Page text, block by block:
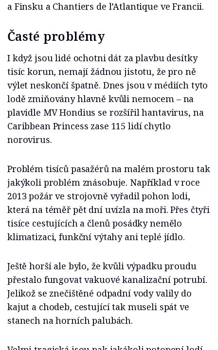
a Finsku a Chantiers de l’Atlantique ve Francii.
Časté problémy
I když jsou lidé ochotni dát za plavbu desítky
tisíc korun, nemají žádnou jistotu, že pro ně
výlet neskončí špatně. Dnes jsou v médiích tyto
lodě zmiňovány hlavně kvůli nemocem – na
plavidle MV Hondius se rozšířil hantavirus, na
Caribbean Princess zase 115 lidí chytlo
norovirus.
Problém tisíců pasažérů na malém prostoru tak
jakýkoli problém znásobuje. Například v roce
2013 požár ve strojovně vyřadil pohon lodi,
která na téměř pět dní uvízla na moři. Přes čtyři
tisíce cestujících a členů posádky nemělo
klimatizaci, funkční výtahy ani teplé jídlo.
Ještě horší ale bylo, že kvůli výpadku proudu
přestalo fungovat vakuové kanalizační potrubí.
Jelikož se znečištěné odpadní vody valily do
kajut a chodeb, cestující tak museli spát ve
stanech na horních palubách.